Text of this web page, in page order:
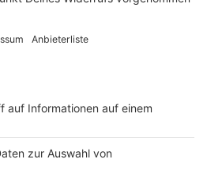
für Unternehmen und
Branchen, das von öffentlich-
aus Deutschland und den
sich jedes Unternehmen